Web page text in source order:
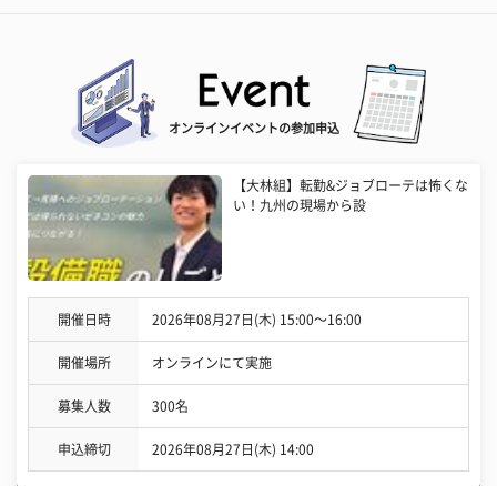
オンラインイベントの参加申込
【大林組】転勤&ジョブローテは怖くな
い！九州の現場から設
開催日時 2026年08月27日(木) 15:00〜16:00
開催場所 オンラインにて実施
募集人数 300名
申込締切 2026年08月27日(木) 14:00